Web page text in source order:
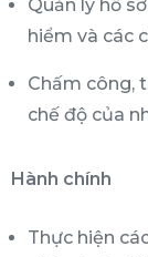
Quản lý hồ
hiểm và các
Chấm công,
chế độ của
Hành chính
Thực hiện